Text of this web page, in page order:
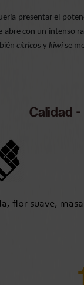
presentar el
abre con un intenso
cítricos y kiwise
Calidad
flor suave, masa